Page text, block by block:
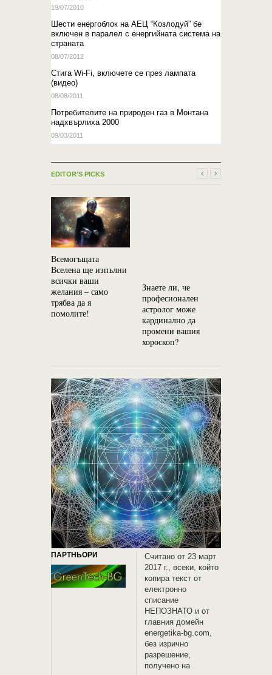
19/07/2010
Шести енергоблок на АЕЦ “Козлодуй” бе
включен в паралел с енергийната система на
страната
08/07/2012
Стига Wi-Fi, включете се през лампата
(видео)
08/08/2011
Потребителите на природен газ в Монтана
надхвърлиха 2000
09/03/2011
EDITOR'S PICKS
Всемогъщата
Вселена ще изпълни
всички ваши
желания – само
трябва да я
помолите!
Знаете ли, че
професионален
астролог може
кардинално да
промени вашия
хороскоп?
ПАРТНЬОРИ
Считано от 23 март
2017 г., всеки, който
копира текст от
електронно
списание
НЕПОЗНАТО и oт
главния домейн
energetika-bg.com,
без изрично
разрешение,
получено на